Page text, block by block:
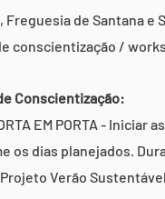
Freguesia de Santana e
conscientização /
Conscientização:
EM PORTA -
os dias planejados.
Verão